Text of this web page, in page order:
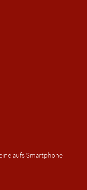
aufs Smartphone